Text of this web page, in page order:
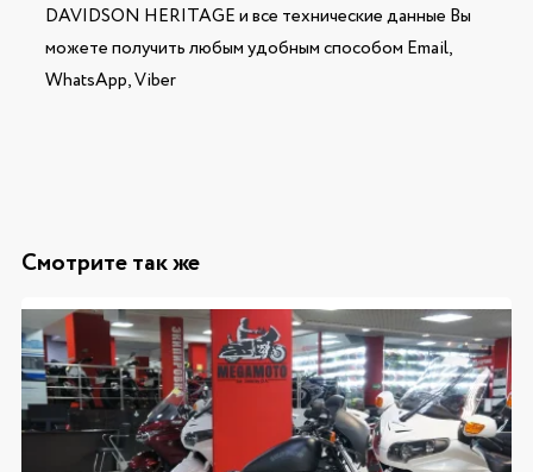
DAVIDSON HERITAGE и все технические данные Вы
можете получить любым удобным способом Email,
WhatsApp, Viber
Смотрите так же